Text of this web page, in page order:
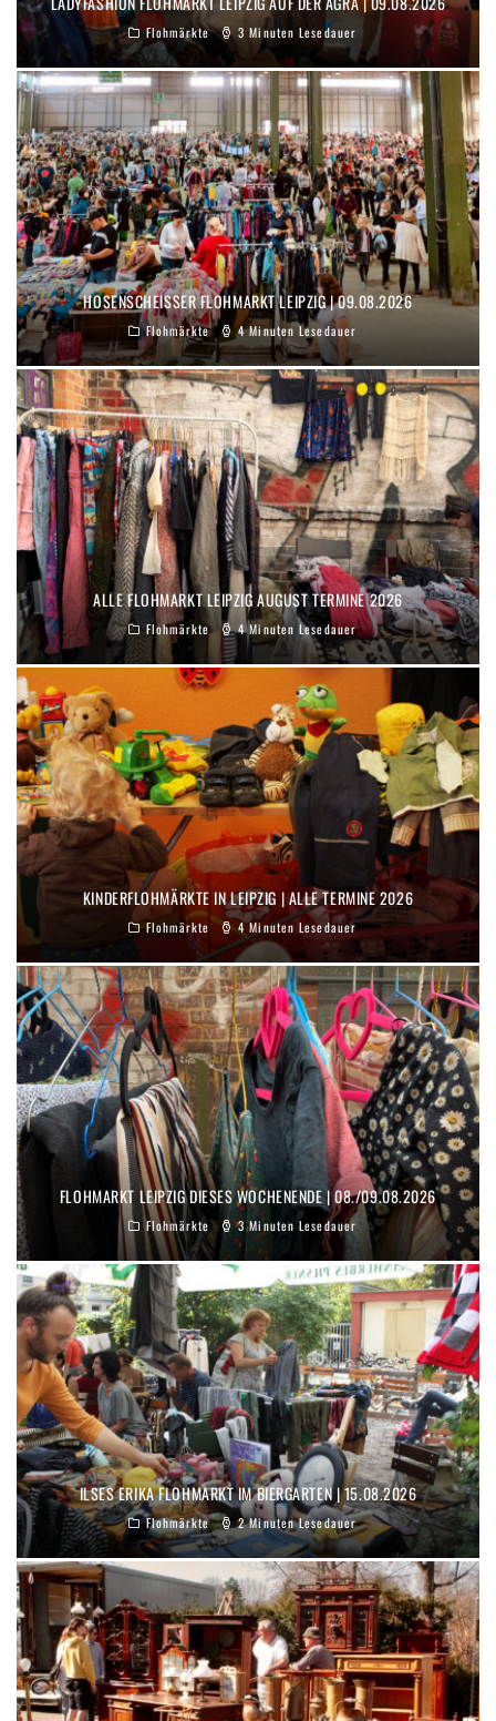
Flohmärkte 3 Minuten Lesedauer
HOSENSCHEISSER FLOHMARKT LEIPZIG | 09.08.2026
Flohmärkte 4 Minuten Lesedauer
ALLE FLOHMARKT LEIPZIG AUGUST TERMINE 2026
Flohmärkte 4 Minuten Lesedauer
KINDERFLOHMÄRKTE IN LEIPZIG | ALLE TERMINE 2026
Flohmärkte 4 Minuten Lesedauer
FLOHMARKT LEIPZIG DIESES WOCHENENDE | 08./09.08.2026
Flohmärkte 3 Minuten Lesedauer
ILSES ERIKA FLOHMARKT IM BIERGARTEN | 15.08.2026
Flohmärkte 2 Minuten Lesedauer